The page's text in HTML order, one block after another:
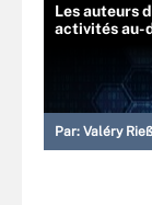
Les auteurs
activités au-
Par: Valéry